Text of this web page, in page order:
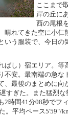
ここまで
岸の丘に
西の尾根
晴れてきた空に小
いう服装で、今日
ばし）宿エリア。等
不安。最南端の急
、最後のまとめに
すぎた。また猛烈
2時間41分08秒でフ
。平均ペース5'59"/